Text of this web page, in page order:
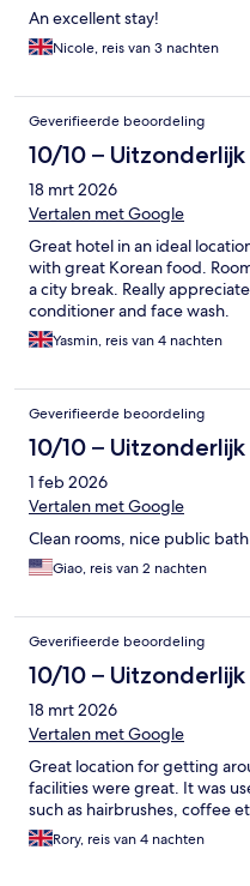
An excellent stay!
Nicole, reis van 3 nachten
Geverifieerde beoordeling
10/10 – Uitzonderlijk
18 mrt 2026
Vertalen met Google
Great hotel in an ideal
with great Korean food.
a city break. Really
conditioner and face wash.
Yasmin, reis van 4 nachten
Geverifieerde beoordeling
10/10 – Uitzonderlijk
1 feb 2026
Vertalen met Google
Clean rooms, nice public bath
Giao, reis van 2 nachten
Geverifieerde beoordeling
10/10 – Uitzonderlijk
18 mrt 2026
Vertalen met Google
Great location for getting
facilities were great. It was
such as hairbrushes, coffee
Rory, reis van 4 nachten